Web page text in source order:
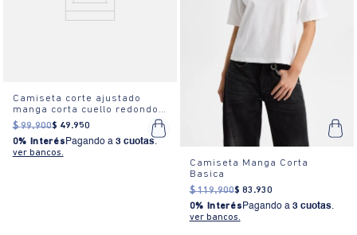
Camiseta corte ajustado
manga corta cuello redondo
para mujer
$ 99.900$ 49.950
0% Interés Pagando a 3 cuotas.
ver bancos.
Camiseta Manga Corta
Basica
$ 119.900$ 83 .930
0% Interés Pagando a 3 cuotas.
ver bancos.